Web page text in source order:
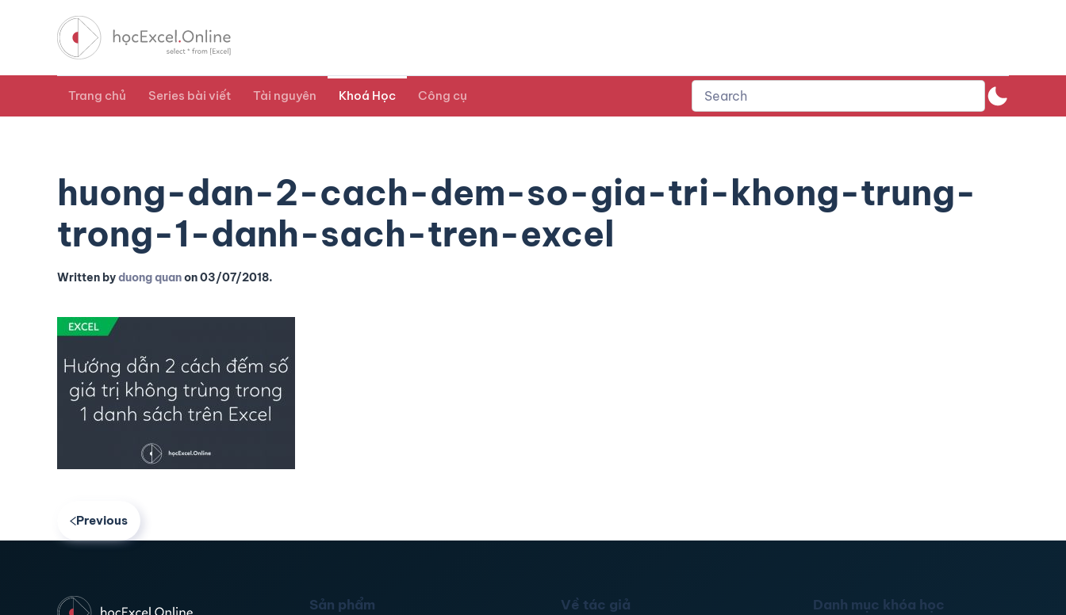
Trang chủ Series bài viết Tài nguyên Khoá Học Công cụ
huong-dan-2-cach-dem-so-gia-tri-khong-trung-
trong-1-danh-sach-tren-excel
Written byduong quanon03/07/2018.
Previous
Sản phẩm Về tác giả Danh mục khóa học